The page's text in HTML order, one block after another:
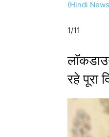
(Hindi News
1/11
रहे पूरा